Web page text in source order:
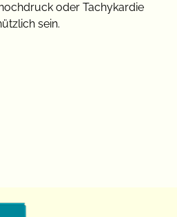
oder Tachykardie
sein.